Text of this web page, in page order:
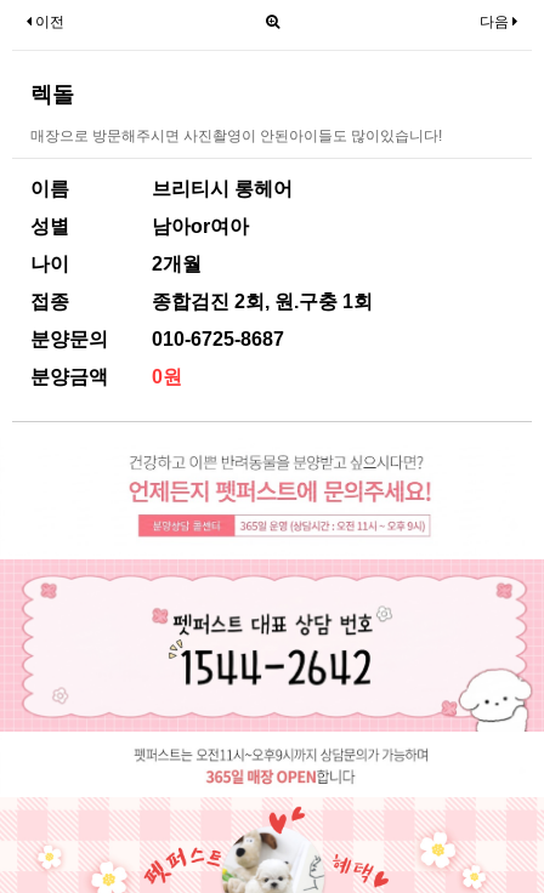
이전 다음
렉돌
매장으로 방문해주시면 사진촬영이 안된아이들도 많이있습니다!
이름
브리티시 롱헤어
성별
남아or여아
나이
2개월
접종
종합검진 2회, 원.구충 1회
분양문의
010-6725-8687
분양금액
0원